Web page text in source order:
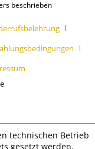
beschrieben
technischen Betrieb
gesetzt werden.